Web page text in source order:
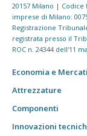
20157 Milano | Codice
imprese di Milano:
Registrazione
registrata presso il
ROC n. 24344 dell'11
Economia e Mercati
Attrezzature
Componenti
Innovazioni